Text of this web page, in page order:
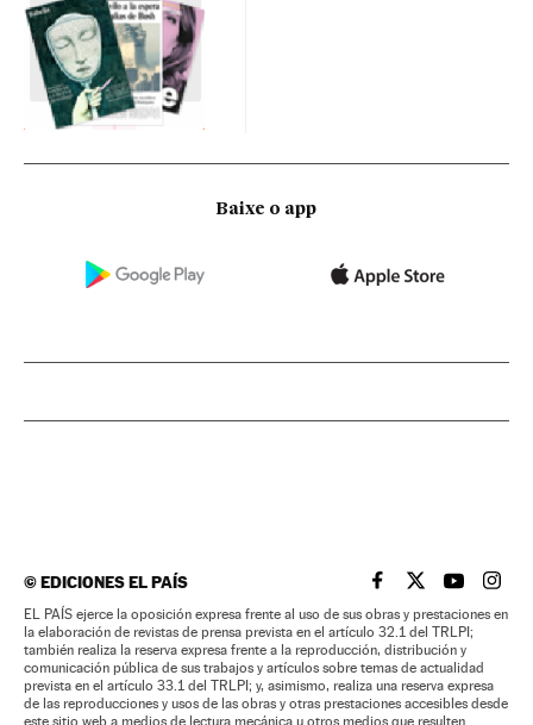
Baixe o app
©EDICIONES EL PAÍS EL PAÍS BRASIL EN
EL PAÍSEL PAÍS
EL
EL PAÍS ejerce la oposición expresa frente al uso de sus obras y prestaciones en
la elaboración de revistas de prensa prevista en el artículo 32.1 del TRLPI;
también realiza la reserva expresa frente a la reproducción, distribución y
comunicación pública de sus trabajos y artículos sobre temas de actualidad
prevista en el artículo 33.1 del TRLPI; y, asimismo, realiza una reserva expresa
de las reproducciones y usos de las obras y otras prestaciones accesibles desde